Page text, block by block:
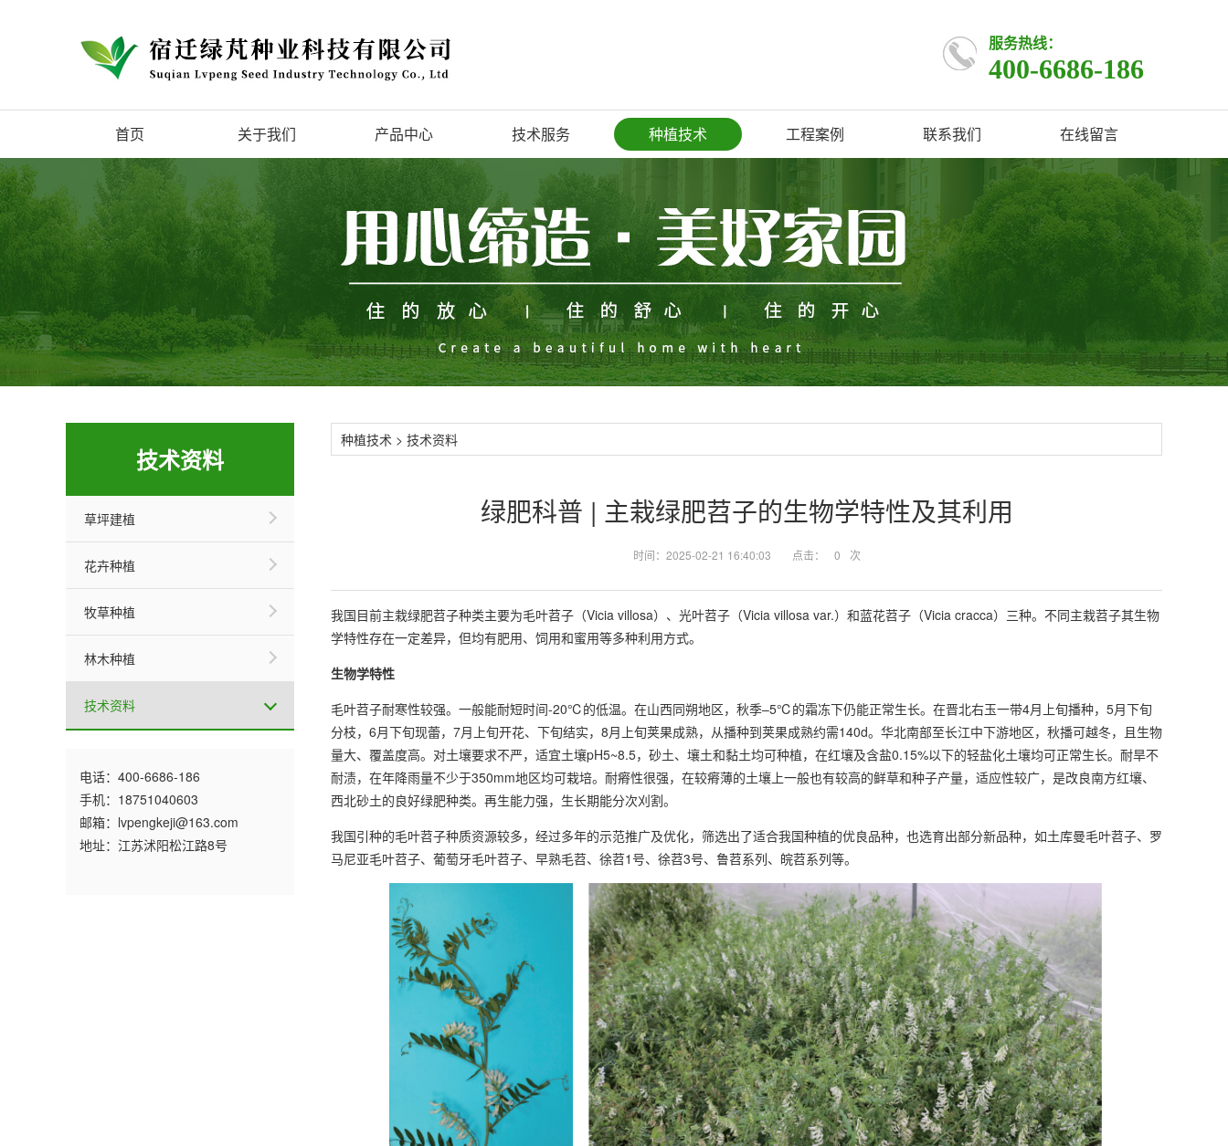
服务热线：
400-6686-186
首页 关于我们 产品中心 技术服务 种植技术 工程案例 联系我们 在线留言
技术资料
草坪建植
花卉种植
牧草种植
林木种植
技术资料
电话：400-6686-186
手机：18751040603
邮箱：lvpengkeji@163.com
地址：江苏沭阳松江路8号
种植技术 > 技术资料
绿肥科普 | 主栽绿肥苕子的生物学特性及其利用
时间：2025-02-21 16:40:03 点击： 0 次
我国目前主栽绿肥苕子种类主要为毛叶苕子（Vicia villosa）、光叶苕子（Vicia villosa var.）和蓝花苕子（Vicia cracca）三种。不同主栽苕子其生物
学特性存在一定差异，但均有肥用、饲用和蜜用等多种利用方式。
生物学特性
毛叶苕子耐寒性较强。一般能耐短时间-20℃的低温。在山西同朔地区，秋季–5℃的霜冻下仍能正常生长。在晋北右玉一带4月上旬播种，5月下旬
分枝，6月下旬现蕾，7月上旬开花、下旬结实，8月上旬荚果成熟，从播种到荚果成熟约需140d。华北南部至长江中下游地区，秋播可越冬，且生物
量大、覆盖度高。对土壤要求不严，适宜土壤pH5~8.5，砂土、壤土和黏土均可种植，在红壤及含盐0.15%以下的轻盐化土壤均可正常生长。耐旱不
耐渍，在年降雨量不少于350mm地区均可栽培。耐瘠性很强，在较瘠薄的土壤上一般也有较高的鲜草和种子产量，适应性较广，是改良南方红壤、
西北砂土的良好绿肥种类。再生能力强，生长期能分次刈割。
我国引种的毛叶苕子种质资源较多，经过多年的示范推广及优化，筛选出了适合我国种植的优良品种，也选育出部分新品种，如土库曼毛叶苕子、罗
马尼亚毛叶苕子、葡萄牙毛叶苕子、早熟毛苕、徐苕1号、徐苕3号、鲁苕系列、皖苕系列等。